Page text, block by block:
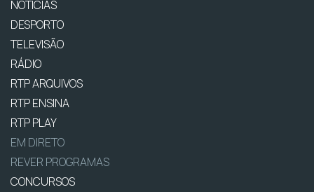
NOTÍCIAS
DESPORTO
TELEVISÃO
RÁDIO
RTP ARQUIVOS
RTP ENSINA
RTP PLAY
EM DIRETO
REVER PROGRAMAS
CONCURSOS